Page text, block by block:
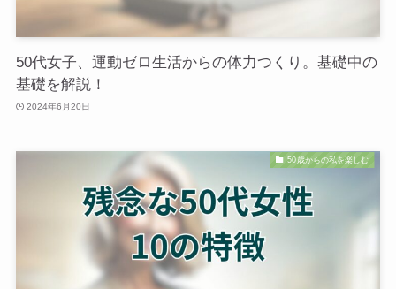
50代女子、運動ゼロ生活からの体力つくり。基礎中の
基礎を解説！
2024年6月20日
50歳からの私を楽しむ